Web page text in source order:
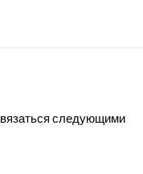
следующими